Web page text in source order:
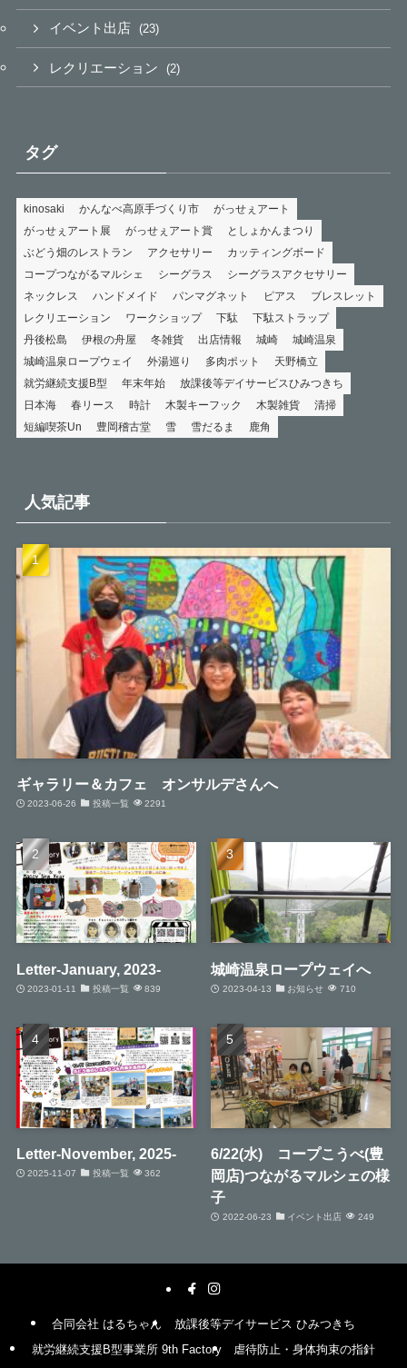
イベント出店 (23)
レクリエーション (2)
タグ
kinosaki かんなべ高原手づくり市
がっせぇアート
がっせぇアート展
がっせぇアート賞
としょかんまつり
ぶどう畑のレストラン
アクセサリー
カッティングボード
コープつながるマルシェ
シーグラス
シーグラスアクセサリー
ネックレス
ハンドメイド パンマグネット ピアス
ブレスレット
レクリエーション
ワークショップ 下駄
下駄ストラップ
丹後松島
伊根の舟屋 冬雑貨 出店情報 城崎
城崎温泉
城崎温泉ロープウェイ
外湯巡り 多肉ポット
天野橋立
就労継続支援B型
年末年始
放課後等デイサービスひみつきち
日本海
春リース 時計 木製キーフック 木製雑貨
清掃
短編喫茶Un
豊岡稽古堂 雪 雪だるま 鹿角
人気記事
ギャラリー＆カフェ オンサルデさんへ
2023-06-26 投稿一覧 2291
Letter-January, 2023-
2023-01-11 投稿一覧 839
城崎温泉ロープウェイへ
2023-04-13 お知らせ 710
Letter-November, 2025-
2025-11-07 投稿一覧 362
6/22(水) コープこうべ(豊
岡店)つながるマルシェの様
子
2022-06-23 イベント出店 249
合同会社 はるちゃん
放課後等デイサービス ひみつきち
就労継続支援B型事業所 9th Factory
虐待防止・身体拘束の指針